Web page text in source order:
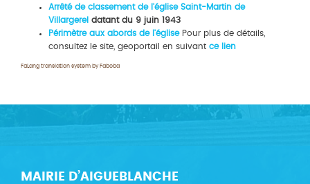
Arrêté de classement de l'église Saint-Martin de
Villargerel datant du 9 juin 1943
Périmètre aux abords de l'églisePour plus de détails,
consultez le site, geoportail en suivant ce lien
FaLang translation system by Faboba
MAIRIE D’AIGUEBLANCHE